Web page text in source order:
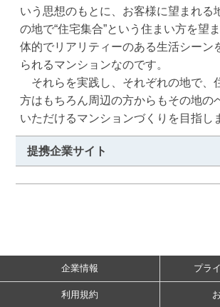
いう思想のもとに、お客様に望まれる
の地で“住宅集合”という住まい方を望
体的でリアリティーのある生活シーン
られるマンションなのです。
それらを実践し、それぞれの地で、
方はもちろん周辺の方からもその地の
いただけるマンションづくりを目指し
提携企業サイト
企業情報 プラ
利用規約